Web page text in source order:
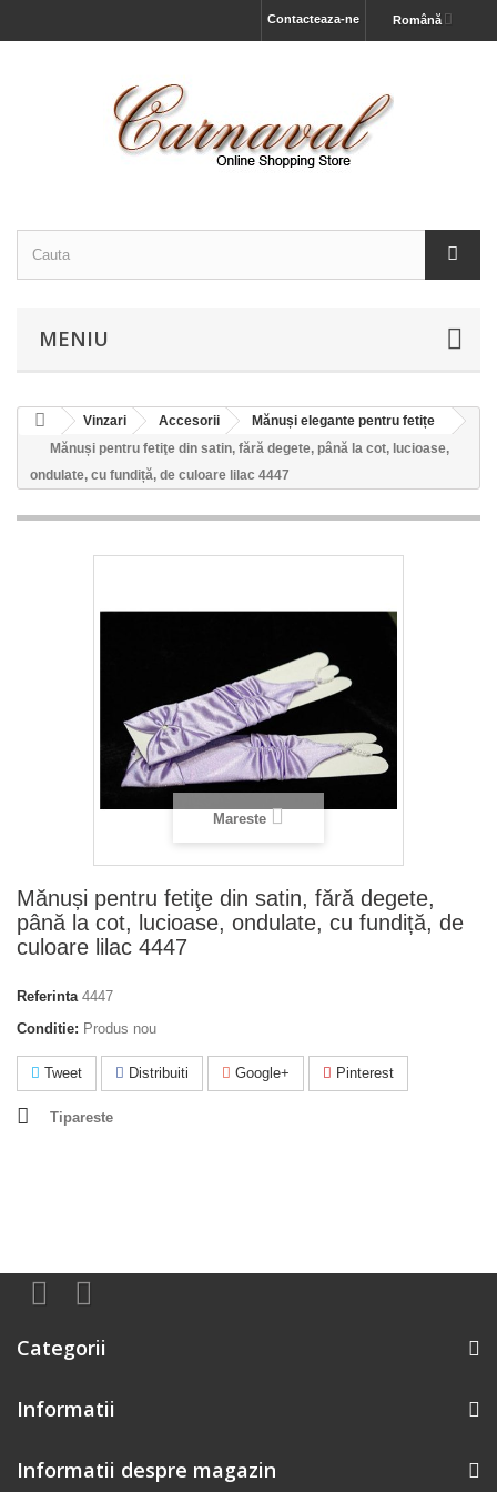
Română
Contacteaza-ne
MENIU
Vinzari Accesorii
Mănuși elegante pentru fetițe
Mănuși pentru fetiţe din satin, fără degete, până la cot, lucioase,
ondulate, cu fundiță, de culoare lilac 4447
Mareste
Mănuși pentru fetiţe din satin, fără degete,
până la cot, lucioase, ondulate, cu fundiță, de
culoare lilac 4447
Referinta 4447
Conditie: Produs nou
Tweet Distribuiti Google+ Pinterest
Tipareste
Categorii
Informatii
Informatii despre magazin